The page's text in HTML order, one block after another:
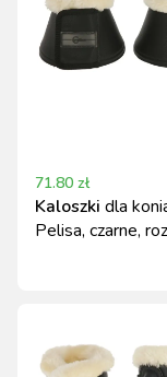
71.80 zł
Kaloszki dla
Pelisa, czarne,